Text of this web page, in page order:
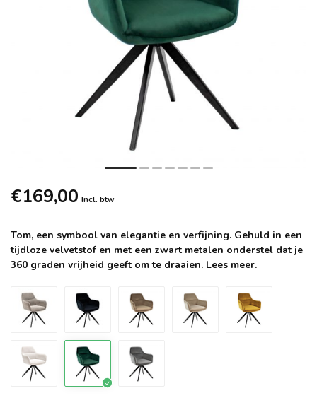
€169,00 Incl. btw
Tom, een symbool van elegantie en verfijning. Gehuld in een
tijdloze velvetstof en met een zwart metalen onderstel dat je
360 graden vrijheid geeft om te draaien. Lees meer.